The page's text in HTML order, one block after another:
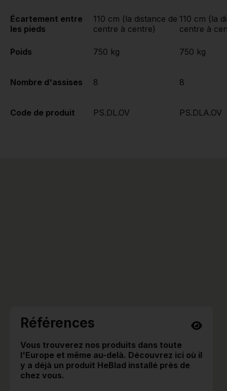
Écartement entre
les pieds
Poids
Nombre d'assises
Code de produit
110 cm (la distance de
centre à centre)
750 kg
8
PS.DL.OV
110 cm (la
centre à
750 kg
8
PS.DLA.OV
Références
Vous trouverez nos produits dans toute
l'Europe et même au-delà. Découvrez ici où il
y a déjà un produit HeBlad installé près de
chez vous.